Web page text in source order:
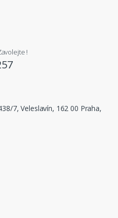
!
7, Veleslavín, 162 00 Praha,